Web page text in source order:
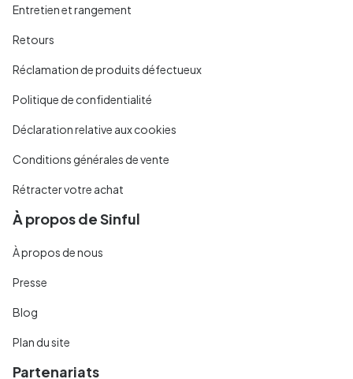
Entretien et rangement
Retours
Réclamation de produits défectueux
Politique de confidentialité
Déclaration relative aux cookies
Conditions générales de vente
Rétracter votre achat
À propos de Sinful
À propos de nous
Presse
Blog
Plan du site
Partenariats